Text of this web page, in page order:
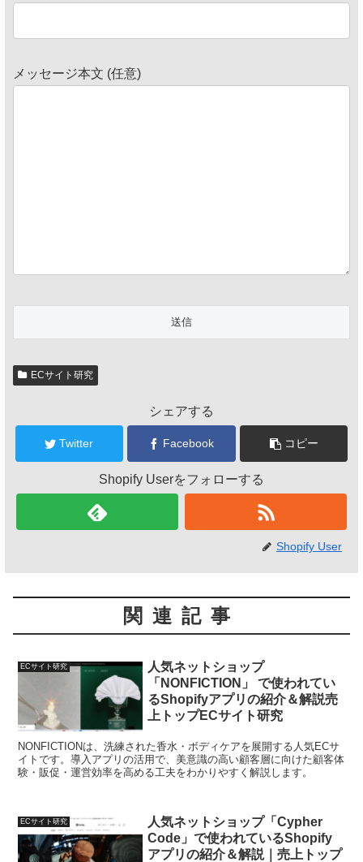
メッセージ本文 (任意)
ECサイト研究
シェアする
Twitter Facebook コピー
Shopify Userをフォローする
Shopify User
関連記事
ECサイト研究
人気ネットショップ
「NONFICTION」 で使われてい
るShopifyアプリの紹介＆解説売
上トップECサイト研究
NONFICTIONは、洗練された香水・ボディケアを展開する人気ECサ
イトです。導入アプリの活用で、美意識の高い顧客層に向けた顧客体
験・販促・運営効率を高める工夫をわかりやすく解説します。
ECサイト研究
人気ネットショップ「Cypher
Code」で使われているShopify
アプリの紹介＆解説｜売上トップ